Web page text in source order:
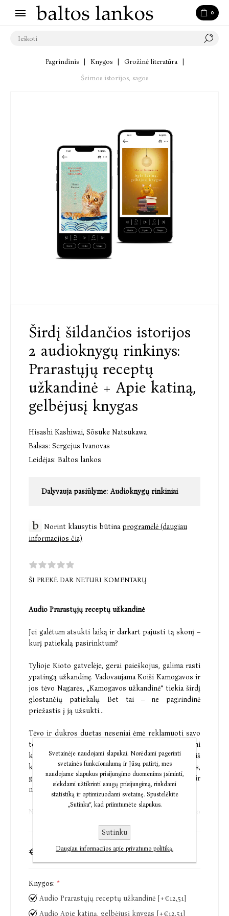
0
Pagrindinis Knygos Grožinė literatūra
Šeimos istorijos, sagos
Širdį šildančios istorijos
2 audioknygų rinkinys:
Prarastųjų receptų
užkandinė + Apie katiną,
gelbėjusį knygas
Hisashi Kashiwai, Sōsuke Natsukawa
Balsas: Sergejus Ivanovas
Leidėjas: Baltos lankos
Dalyvauja pasiūlyme: Audioknygų rinkiniai
Norint klausytis būtinaprogramėlė (daugiau
informacijos čia)
ŠI PREKĖ DAR NETURI KOMENTARŲ
Audio Prarastųjų receptų užkandinė
Jei galėtum atsukti laiką ir darkart pajusti tą skonį –
kurį patiekalą pasirinktum?
Tylioje Kioto gatvelėje, gerai paieškojus, galima rasti
ypatingą užkandinę. Vadovaujama Koiši Kamogavos ir
jos tėvo Nagarės, „Kamogavos užkandinė“ tiekia širdį
glostančių patiekalų. Bet tai – ne pagrindinė
priežastis į ją užsukti...
Tėvo ir dukros duetas neseniai ėmė reklamuoti savo
teikiamas „valgių detektyvų“ paslaugas. Atlikdami
kruopštų tyrimą, jie siūlo atkurti patiekalus iš
klientų praeities. Patiekalus, kuriuose slypi raktas,
galintis atrakinti užmirštus prisiminimus ir
numalšinti širdgėlą.
Nuo našlio, norinčio dar vieną kartą paragauti savo
mirusios žmonos gamintų udonų, iki motinos,
trokštančios savo ištekančiai dukrai perduoti su
jaunystės mylimuoju ragauto jautienos troškinio
skonį, – ši užkandinė suteikia galimybę sugrįžti į
People
„Šį subtilų, šiltą ir švelnų pasakojimą prarysite tarsi
€15,99 €25,98
Knygos: *
Audio Prarastųjų receptų užkandinė [+€12,51]
Audio Apie katiną, gelbėjusį knygas [+€12,51]
Svetainėje naudojami slapukai. Norėdami pagerinti
svetainės funkcionalumą ir Jūsų patirtį, mes
naudojame slapukus prisijungimo duomenims įsiminti,
siekdami užtikrinti saugų prisijungimą, rinkdami
statistiką ir optimizuodami svetainę. Spustelėkite
„Sutinku“, kad priimtumėte slapukus.
Sutinku
Daugiau informacijos apie privatumo politiką.